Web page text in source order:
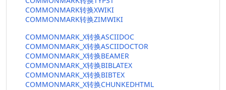
COMMONMARK转换XWIKI
COMMONMARK转换ZIMWIKI
COMMONMARK_X转换ASCIIDOC
COMMONMARK_X转换ASCIIDOCTOR
COMMONMARK_X转换BEAMER
COMMONMARK_X转换BIBLATEX
COMMONMARK_X转换BIBTEX
COMMONMARK_X转换CHUNKEDHTML